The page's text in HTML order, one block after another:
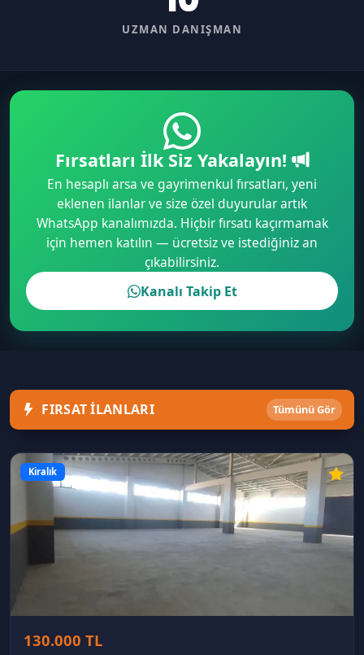
UZMAN DANIŞMAN
Fırsatları İlk Siz Yakalayın!
En hesaplı arsa ve gayrimenkul fırsatları, yeni
eklenen ilanlar ve size özel duyurular artık
WhatsApp kanalımızda. Hiçbir fırsatı kaçırmamak
için hemen katılın — ücretsiz ve istediğiniz an
çıkabilirsiniz.
Kanalı Takip Et
FIRSAT İLANLARI Tümünü Gör
Kiralık
130.000 TL